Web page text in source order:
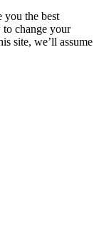
you the best
change your
site, we’ll assume